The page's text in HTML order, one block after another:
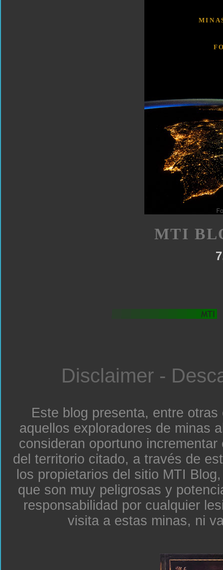
MTI
Disclaimer -
Este blog presenta, entre
aquellos exploradores de minas
consideran oportuno
del territorio citado, a través de
los propietarios del sitio MTI
que son muy peligrosas y
responsabilidad por cualquier
visita a estas minas, ni